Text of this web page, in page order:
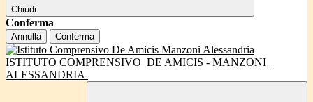
Chiudi
Conferma
Annulla Conferma
ISTITUTO COMPRENSIVO DE AMICIS - MANZONI
ALESSANDRIA